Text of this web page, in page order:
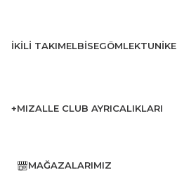
İKILI TAKIMELBISEGÖMLEKTUNIK
+MIZALLE CLUB AYRICALIKLARI
MAĞAZALARIMIZ